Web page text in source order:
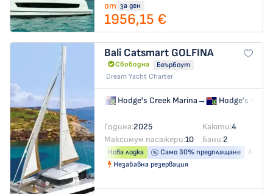
от за ден
1956,15 €
Bali Catsmart GOLFINA
Свободна
Беърбоут
Dream Yacht Charter
Hodge's Creek Marina→ Hodge's
Година:2025 Каюти:4
Максимум пасажери:10 Бани:2
Нова лодка Само 30% предплащане
Незабавна резервация